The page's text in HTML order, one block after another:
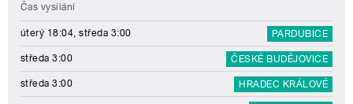
Čas vysílání
úterý 18:04, středa 3:00 PARDUBICE
středa 3:00 ČESKÉ BUDĚJOVICE
středa 3:00 HRADEC KRÁLOVÉ